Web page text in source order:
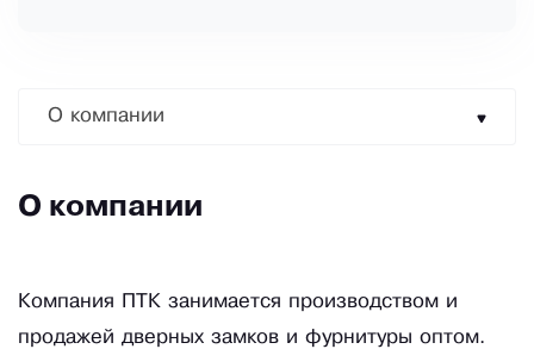
О компании
О компании
Компания ПТК занимается производством и
продажей дверных замков и фурнитуры оптом.